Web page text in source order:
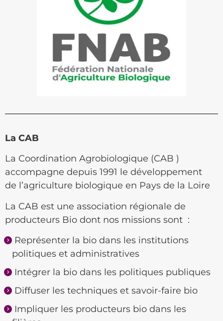
La CAB
La Coordination Agrobiologique (CAB )
accompagne depuis 1991 le développement
de l’agriculture biologique en Pays de la Loire
La CAB est une association régionale de
producteurs Bio dont nos missions sont :
Représenter la bio dans les institutions
politiques et administratives
Intégrer la bio dans les politiques publiques
Diffuser les techniques et savoir-faire bio
Impliquer les producteurs bio dans les